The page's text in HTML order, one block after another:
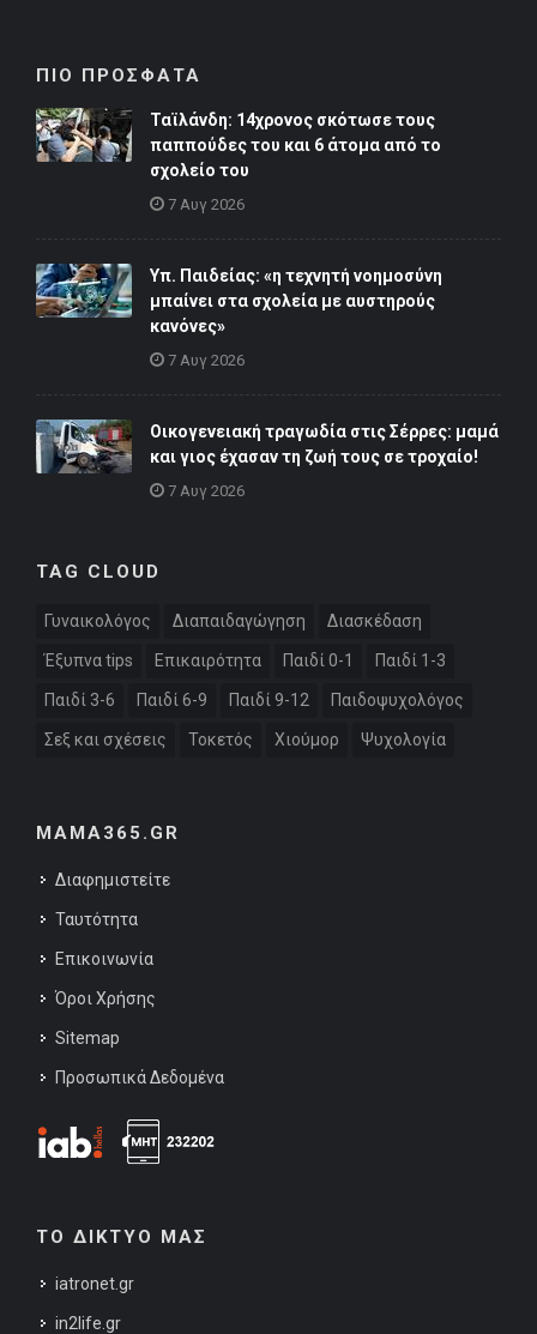
ΠΙΟ ΠΡΟΣΦΑΤΑ
Ταϊλάνδη: 14χρονος σκότωσε τους
παππούδες του και 6 άτομα από το
σχολείο του
7 Αυγ 2026
Υπ. Παιδείας: «η τεχνητή νοημοσύνη
μπαίνει στα σχολεία με αυστηρούς
κανόνες»
7 Αυγ 2026
Οικογενειακή τραγωδία στις Σέρρες: μαμά
και γιος έχασαν τη ζωή τους σε τροχαίο!
7 Αυγ 2026
TAG CLOUD
Γυναικολόγος Διαπαιδαγώγηση Διασκέδαση
Έξυπνα tips Επικαιρότητα Παιδί 0-1 Παιδί 1-3
Παιδί 3-6 Παιδί 6-9 Παιδί 9-12 Παιδοψυχολόγος
Σεξ και σχέσεις Τοκετός Χιούμορ Ψυχολογία
MAMA365.GR
Διαφημιστείτε
Ταυτότητα
Επικοινωνία
Όροι Χρήσης
Sitemap
Προσωπικά Δεδομένα
ΤΟ ΔΙΚΤΥΟ ΜΑΣ
iatronet.gr
in2life.gr